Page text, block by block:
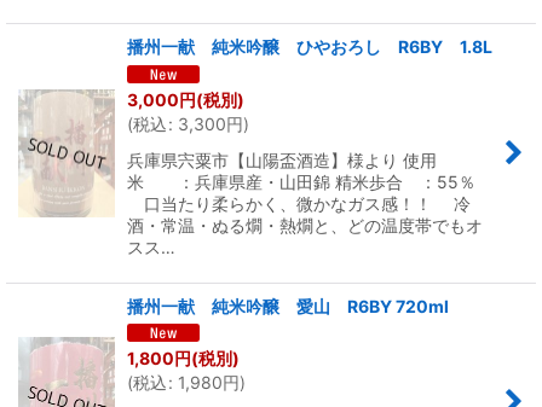
播州一献 純米吟醸 ひやおろし R6BY 1.8L
3,000円(税別)
(税込: 3,300円)
兵庫県宍粟市【山陽盃酒造】様より 使用
米 ：兵庫県産・山田錦 精米歩合 ：55％
口当たり柔らかく、微かなガス感！！ 冷
酒・常温・ぬる燗・熱燗と、どの温度帯でもオ
スス…
播州一献 純米吟醸 愛山 R6BY 720ml
1,800 円(税別)
(税込: 1,980円)